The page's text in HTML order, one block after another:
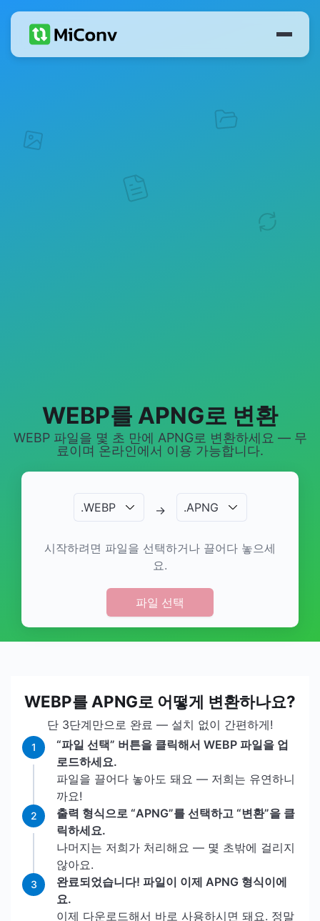
WEBP를 APNG로 변환
WEBP 파일을 몇 초 만에 APNG로 변환하세요 — 무
료이며 온라인에서 이용 가능합니다.
.WEBP → .APNG
시작하려면 파일을 선택하거나 끌어다 놓으세
요.
파일 선택
WEBP를 APNG로 어떻게 변환하나요?
단 3단계만으로 완료 — 설치 없이 간편하게!
1
“파일 선택” 버튼을 클릭해서 WEBP 파일을 업
로드하세요.
파일을 끌어다 놓아도 돼요 — 저희는 유연하니
까요!
2
출력 형식으로 “APNG”를 선택하고 “변환”을 클
릭하세요.
나머지는 저희가 처리해요 — 몇 초밖에 걸리지
않아요.
3
완료되었습니다! 파일이 이제 APNG 형식이에
요.
이제 다운로드해서 바로 사용하시면 돼요. 정말